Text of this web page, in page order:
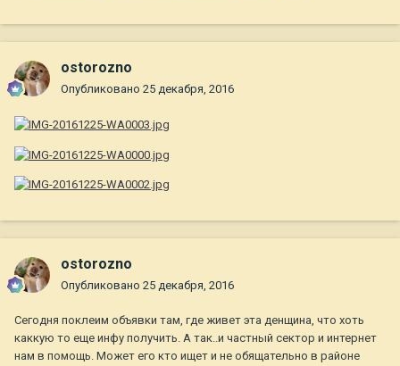
ostorozno
Опубликовано 25 декабря, 2016
ostorozno
Опубликовано 25 декабря, 2016
Сегодня поклеим объявки там, где живет эта денщина, что хоть
каккую то еще инфу получить. А так..и частный сектор и интернет
нам в помощь. Может его кто ищет и не обящательно в районе